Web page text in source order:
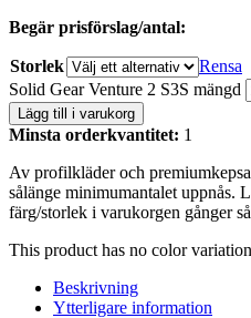
Begär prisförslag/antal:
Storlek
Rensa
Solid Gear Venture 2 S3S mängd
Lägg till i varukorg
Minsta orderkvantitet: 1
Av profilkläder och
sålänge minimumantalet uppnås.
färg/storlek i varukorgen gånger
This product has no color
Beskrivning
Ytterligare information